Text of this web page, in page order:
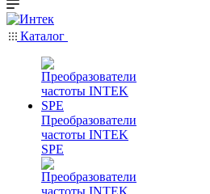
Каталог
Преобразователи
частоты INTEK
SPE